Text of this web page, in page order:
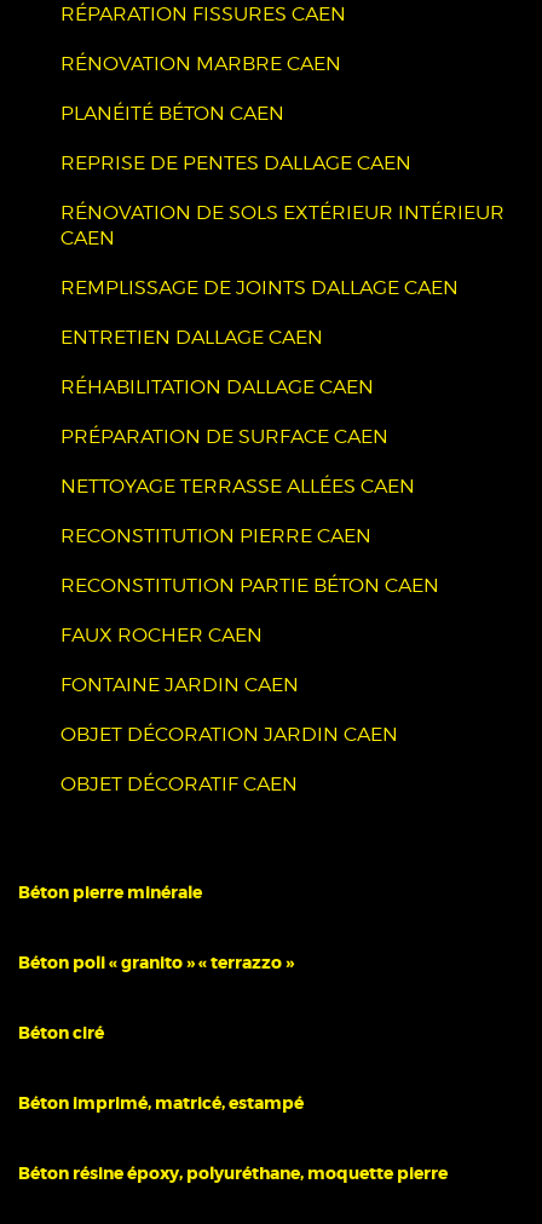
RÉPARATION FISSURES CAEN
RÉNOVATION MARBRE CAEN
PLANÉITÉ BÉTON CAEN
REPRISE DE PENTES DALLAGE CAEN
RÉNOVATION DE SOLS EXTÉRIEUR INTÉRIEUR
CAEN
REMPLISSAGE DE JOINTS DALLAGE CAEN
ENTRETIEN DALLAGE CAEN
RÉHABILITATION DALLAGE CAEN
PRÉPARATION DE SURFACE CAEN
NETTOYAGE TERRASSE ALLÉES CAEN
RECONSTITUTION PIERRE CAEN
RECONSTITUTION PARTIE BÉTON CAEN
FAUX ROCHER CAEN
FONTAINE JARDIN CAEN
OBJET DÉCORATION JARDIN CAEN
OBJET DÉCORATIF CAEN
Béton pierre minérale
Béton poli « granito » « terrazzo »
Béton ciré
Béton imprimé, matricé, estampé
Béton résine époxy, polyuréthane, moquette pierre